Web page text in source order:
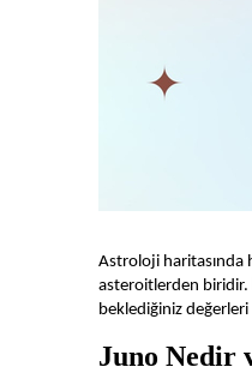
Astroloji haritasında
asteroitlerden biridir.
beklediğiniz
Juno Nedir